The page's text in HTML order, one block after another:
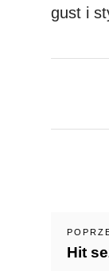
gust i
Hit